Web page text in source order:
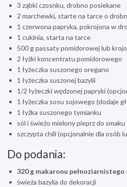
3 ząbki czosnku, drobno posiekane
2 marchewki, starte na tarce o
1 czerwona papryka, pokrojona w
1 cukinia, starta na tarce
500 g passaty pomidorowej lub
2 łyżki koncentratu pomidorowego
1 łyżeczka suszonego oregano
1 łyżeczka suszonej bazylii
1/2 łyżeczki wędzonej papryki
1 łyżeczka sosu sojowego (dodaje
1 łyżka suszonego tymianku
sól i świeżo mielony pieprz do smaku
szczypta chili (opcjonalnie dla osób
Do podania:
320 g makaronu
świeża bazylia do dekoracji